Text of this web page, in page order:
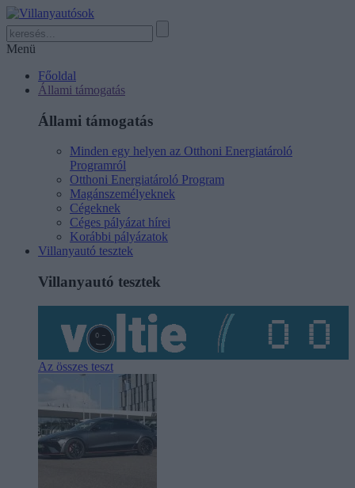
Menü
Főoldal
Állami támogatás
Állami támogatás
Minden egy helyen az Otthoni Energiatároló
Programról
Otthoni Energiatároló Program
Magánszemélyeknek
Cégeknek
Céges pályázat hírei
Korábbi pályázatok
Villanyautó tesztek
Villanyautó tesztek
Az összes teszt